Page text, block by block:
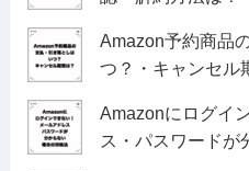
Amazon予約商品
つ？・キャンセル
Amazonにログイ
ス・パスワードが